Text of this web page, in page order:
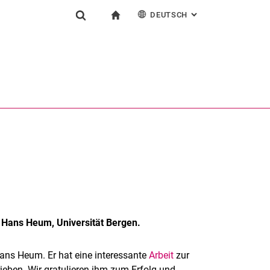
DEUTSCH : ALTERNATIVE
Heum, Universität Bergen.
Heum. Er hat eine interessanteArbeit zur